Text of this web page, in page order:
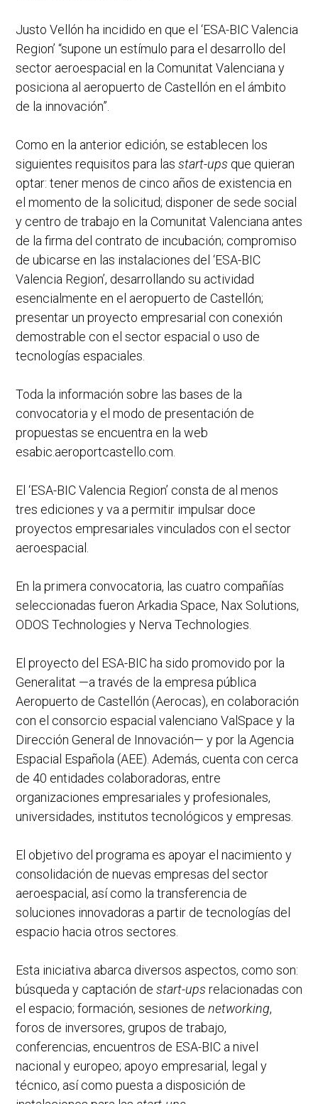
Justo Vellón ha incidido en que el ‘ESA-BIC Valencia
Region’ “supone un estímulo para el desarrollo del
sector aeroespacial en la Comunitat Valenciana y
posiciona al aeropuerto de Castellón en el ámbito
de la innovación”.
Como en la anterior edición, se establecen los
siguientes requisitos para las start-ups que quieran
optar: tener menos de cinco años de existencia en
el momento de la solicitud; disponer de sede social
y centro de trabajo en la Comunitat Valenciana antes
de la firma del contrato de incubación; compromiso
de ubicarse en las instalaciones del ‘ESA-BIC
Valencia Region’, desarrollando su actividad
esencialmente en el aeropuerto de Castellón;
presentar un proyecto empresarial con conexión
demostrable con el sector espacial o uso de
tecnologías espaciales.
Toda la información sobre las bases de la
convocatoria y el modo de presentación de
propuestas se encuentra en la web
esabic.aeroportcastello.com.
El ‘ESA-BIC Valencia Region’ consta de al menos
tres ediciones y va a permitir impulsar doce
proyectos empresariales vinculados con el sector
aeroespacial.
En la primera convocatoria, las cuatro compañías
seleccionadas fueron Arkadia Space, Nax Solutions,
ODOS Technologies y Nerva Technologies.
El proyecto del ESA-BIC ha sido promovido por la
Generalitat —a través de la empresa pública
Aeropuerto de Castellón (Aerocas), en colaboración
con el consorcio espacial valenciano ValSpace y la
Dirección General de Innovación— y por la Agencia
Espacial Española (AEE). Además, cuenta con cerca
de 40 entidades colaboradoras, entre
organizaciones empresariales y profesionales,
universidades, institutos tecnológicos y empresas.
El objetivo del programa es apoyar el nacimiento y
consolidación de nuevas empresas del sector
aeroespacial, así como la transferencia de
soluciones innovadoras a partir de tecnologías del
espacio hacia otros sectores.
Esta iniciativa abarca diversos aspectos, como son:
búsqueda y captación de start-ups relacionadas con
el espacio; formación, sesiones de networking,
foros de inversores, grupos de trabajo,
conferencias, encuentros de ESA-BIC a nivel
nacional y europeo; apoyo empresarial, legal y
técnico, así como puesta a disposición de